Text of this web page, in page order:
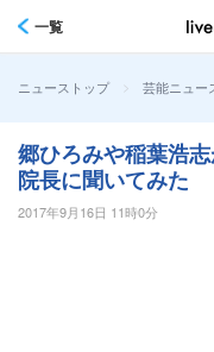
一覧
ニューストップ > 芸能ニュー
郷ひろみや稲葉浩
院長に聞いてみた
2017年9月16日 11時0分